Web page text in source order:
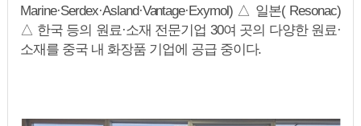
Marine·Serdex·Asland·Vantage·Exymol) △ 일본( Resonac)
△ 한국 등의 원료·소재 전문기업 30여 곳의 다양한 원료·
소재를 중국 내 화장품 기업에 공급 중이다.